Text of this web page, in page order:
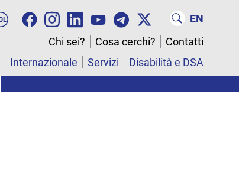
EN
Chi sei?
Cosa cerchi?
Contatti
Internazionale Servizi Disabilità e DSA